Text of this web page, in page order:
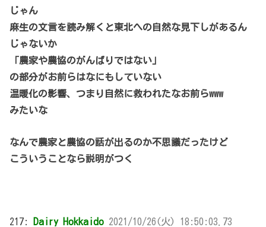
じゃん
麻生の文言を読み解くと東北への自然な見下しがあるん
じゃないか
「農家や農協のがんばりではない」
の部分がお前らはなにもしていない
温暖化の影響、つまり自然に救われたなお前らwww
みたいな
なんで農家と農協の話が出るのか不思議だったけど
こういうことなら説明がつく
217: Dairy Hokkaido 2021/10/26(火) 18:50:03.73